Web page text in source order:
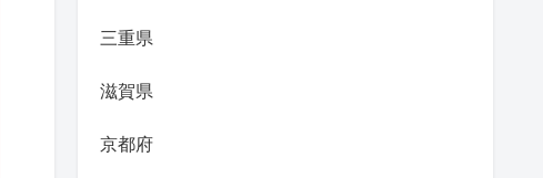
三重県
滋賀県
京都府